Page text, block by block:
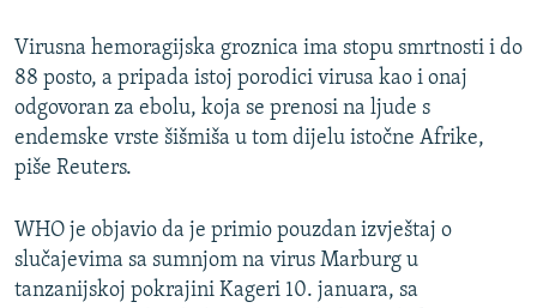
Virusna hemoragijska groznica ima stopu smrtnosti i do
88 posto, a pripada istoj porodici virusa kao i onaj
odgovoran za ebolu, koja se prenosi na ljude s
endemske vrste šišmiša u tom dijelu istočne Afrike,
piše Reuters.
WHO je objavio da je primio pouzdan izvještaj o
slučajevima sa sumnjom na virus Marburg u
tanzanijskoj pokrajini Kageri 10. januara, sa